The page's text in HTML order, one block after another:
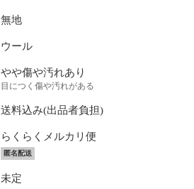
無地
ウール
やや傷や汚れあり
目につく傷や汚れがある
送料込み(出品者負担)
らくらくメルカリ便
匿名配送
未定